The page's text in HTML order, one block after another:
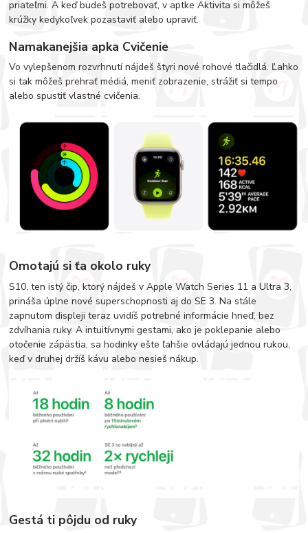
priateľmi. A keď budeš potrebovať, v aptke Aktivita si môžeš
krúžky kedykoľvek pozastaviť alebo upraviť.
Namakanejšia apka Cvičenie
Vo vylepšenom rozvrhnutí nájdeš štyri nové rohové tlačidlá. Ľahko
si tak môžeš prehrať médiá, meniť zobrazenie, strážiť si tempo
alebo spustiť vlastné cvičenia.
Omotajú si ťa okolo ruky
S10, ten istý čip, ktorý nájdeš v Apple Watch Series 11 a Ultra 3,
prináša úplne nové superschopnosti aj do SE 3. Na stále
zapnutom displeji teraz uvidíš potrebné informácie hneď, bez
zdvíhania ruky. A intuitívnymi gestami, ako je poklepanie alebo
otočenie zápästia, sa hodinky ešte ľahšie ovládajú jednou rukou,
keď v druhej držíš kávu alebo nesieš nákup.
Gestá ti pôjdu od ruky